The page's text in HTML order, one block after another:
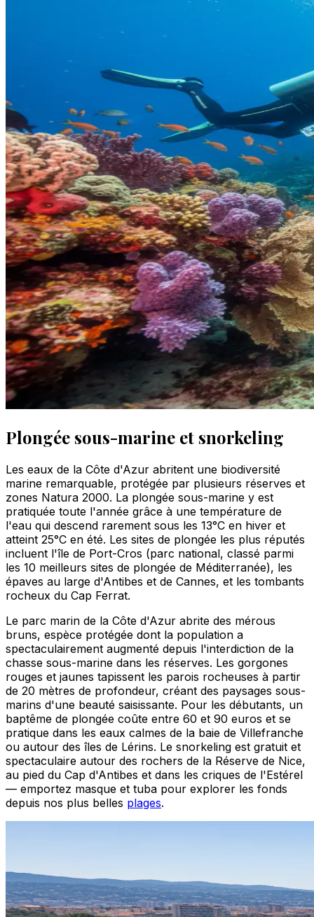
Plongée sous-marine et snorkeling
Les eaux de la Côte d'Azur abritent une biodiversité
marine remarquable, protégée par plusieurs réserves et
zones Natura 2000. La plongée sous-marine y est
pratiquée toute l'année grâce à une température de
l'eau qui descend rarement sous les 13°C en hiver et
atteint 25°C en été. Les sites de plongée les plus réputés
incluent l'île de Port-Cros (parc national, classé parmi
les 10 meilleurs sites de plongée de Méditerranée), les
épaves au large d'Antibes et de Cannes, et les tombants
rocheux du Cap Ferrat.
Le parc marin de la Côte d'Azur abrite des mérous
bruns, espèce protégée dont la population a
spectaculairement augmenté depuis l'interdiction de la
chasse sous-marine dans les réserves. Les gorgones
rouges et jaunes tapissent les parois rocheuses à partir
de 20 mètres de profondeur, créant des paysages sous-
marins d'une beauté saisissante. Pour les débutants, un
baptême de plongée coûte entre 60 et 90 euros et se
pratique dans les eaux calmes de la baie de Villefranche
ou autour des îles de Lérins. Le snorkeling est gratuit et
spectaculaire autour des rochers de la Réserve de Nice,
au pied du Cap d'Antibes et dans les criques de l'Estérel
— emportez masque et tuba pour explorer les fonds
depuis nos plus belles plages.